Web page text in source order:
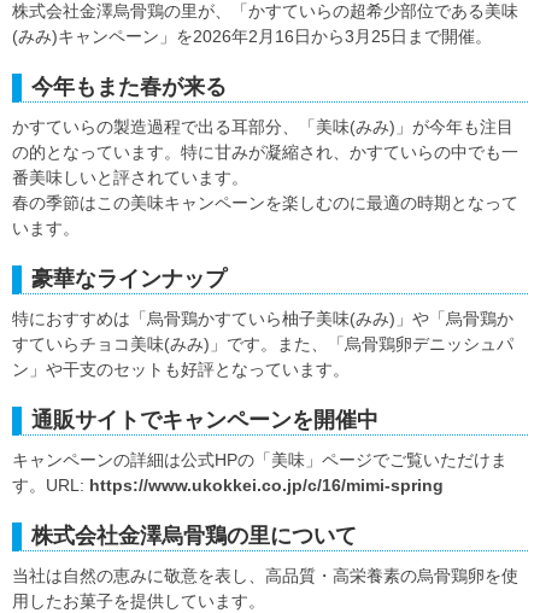
株式会社金澤烏骨鶏の里が、「かすていらの超希少部位である美味
(みみ)キャンペーン」を2026年2月16日から3月25日まで開催。
今年もまた春が来る
かすていらの製造過程で出る耳部分、「美味(みみ)」が今年も注目
の的となっています。特に甘みが凝縮され、かすていらの中でも一
番美味しいと評されています。
春の季節はこの美味キャンペーンを楽しむのに最適の時期となって
います。
豪華なラインナップ
特におすすめは「烏骨鶏かすていら柚子美味(みみ)」や「烏骨鶏か
すていらチョコ美味(みみ)」です。また、「烏骨鶏卵デニッシュパ
ン」や干支のセットも好評となっています。
通販サイトでキャンペーンを開催中
キャンペーンの詳細は公式HPの「美味」ページでご覧いただけま
す。URL: https://www.ukokkei.co.jp/c/16/mimi-spring
株式会社金澤烏骨鶏の里について
当社は自然の恵みに敬意を表し、高品質・高栄養素の烏骨鶏卵を使
用したお菓子を提供しています。